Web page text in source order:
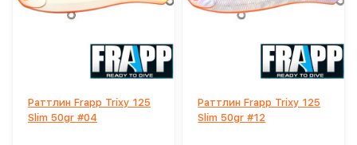
Раттлин Frapp Trixy 125
Slim 50gr #04
Раттлин Frapp Trixy 125
Slim 50gr #12